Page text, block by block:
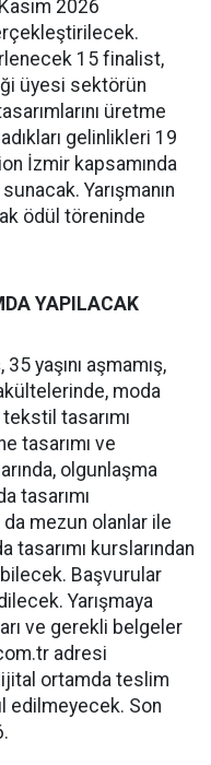
2026
15 finalist,
üyesi sektörün
üretme
gelinlikleri 19
İzmir kapsamında
Yarışmanın
ödül töreninde
YAPILACAK
yaşını aşmamış,
moda
tasarımı
tasarımı ve
olgunlaşma
tasarımı
mezun olanlar ile
tasarımı kurslarından
Başvurular
Yarışmaya
ve gerekli belgeler
adresi
ortamda teslim
edilmeyecek. Son